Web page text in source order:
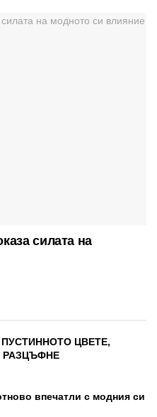
силата на
ЦВЕТЕ,
РАЗЦЪФНЕ
впечатли с модния си